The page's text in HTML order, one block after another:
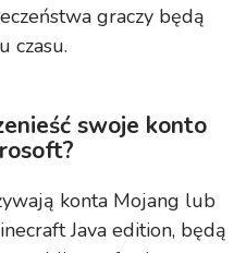
graczy będą
czasu.
swoje konto
konta Mojang lub
Java edition, będą